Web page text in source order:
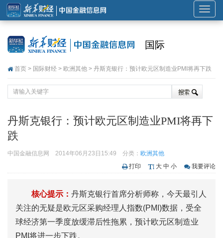
展
开
导
国际
首页 > 国际财经 > 欧洲其他 > 丹斯克银行：预计欧元区制造业PMI将再下跌
丹斯克银行：预计欧元区制造业PMI将再下
跌
中国金融信息网 2014年06月23日15:49 分类： 欧洲其他
打印
大 中 小 我要评论
核心提示： 丹斯克银行首席分析师称，今天最引人
关注的无疑是欧元区采购经理人指数(PMI)数据，受全
球经济第一季度放缓滞后性拖累，预计欧元区制造业
PMI将进一步下跌。